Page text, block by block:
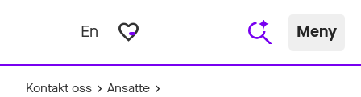
En favorite_border Meny
Kontakt oss Ansatte